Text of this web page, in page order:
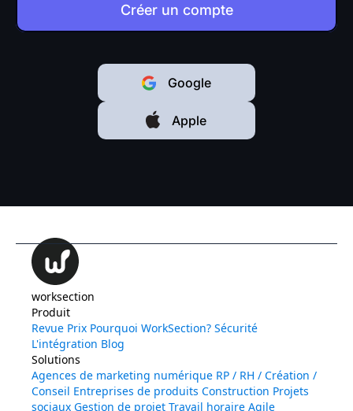
Créer un compte
Google
Apple
worksection
Produit
Revue Prix Pourquoi WorkSection? Sécurité
L'intégration Blog
Solutions
Agences de marketing numérique RP / RH / Création /
Conseil Entreprises de produits Construction Projets
sociaux Gestion de projet Travail horaire Agile